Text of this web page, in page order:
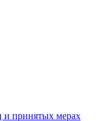
и принятых мерах